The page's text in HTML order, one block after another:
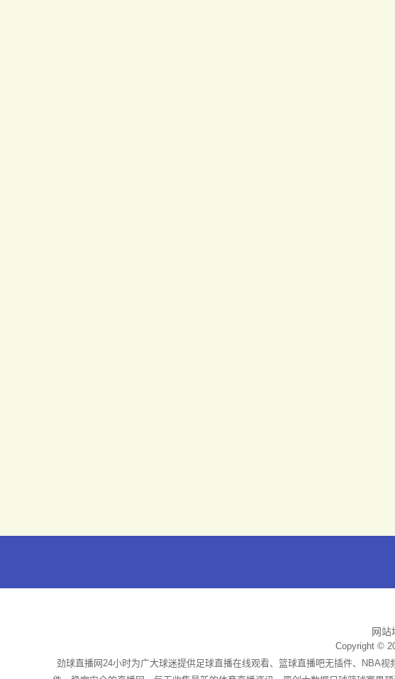
网站
Copyright ©
劲球直播网24小时为广大球迷提供足球直播在线观看、篮球直播吧无插件、NBA